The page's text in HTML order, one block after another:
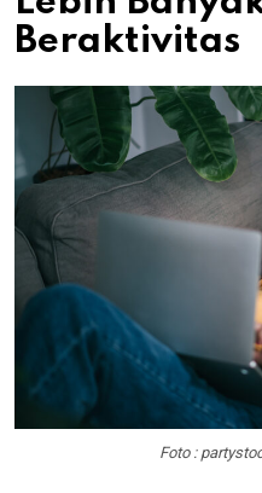
Beraktivitas
Foto :